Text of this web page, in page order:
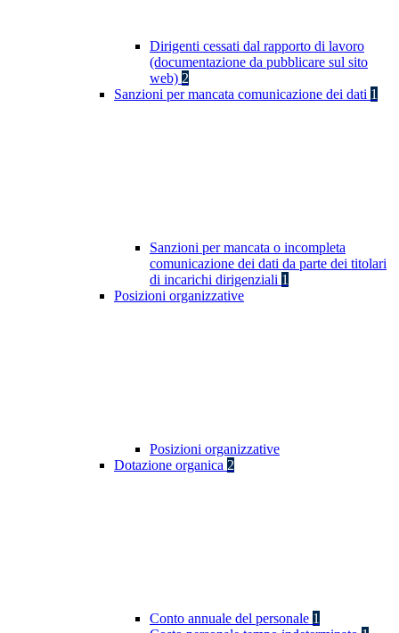
Dirigenti cessati dal rapporto di lavoro
(documentazione da pubblicare sul sito
web) 2
Sanzioni per mancata comunicazione dei dati 1
Sanzioni per mancata o incompleta
comunicazione dei dati da parte dei titolari
di incarichi dirigenziali 1
Posizioni organizzative
Posizioni organizzative
Dotazione organica 2
Conto annuale del personale 1